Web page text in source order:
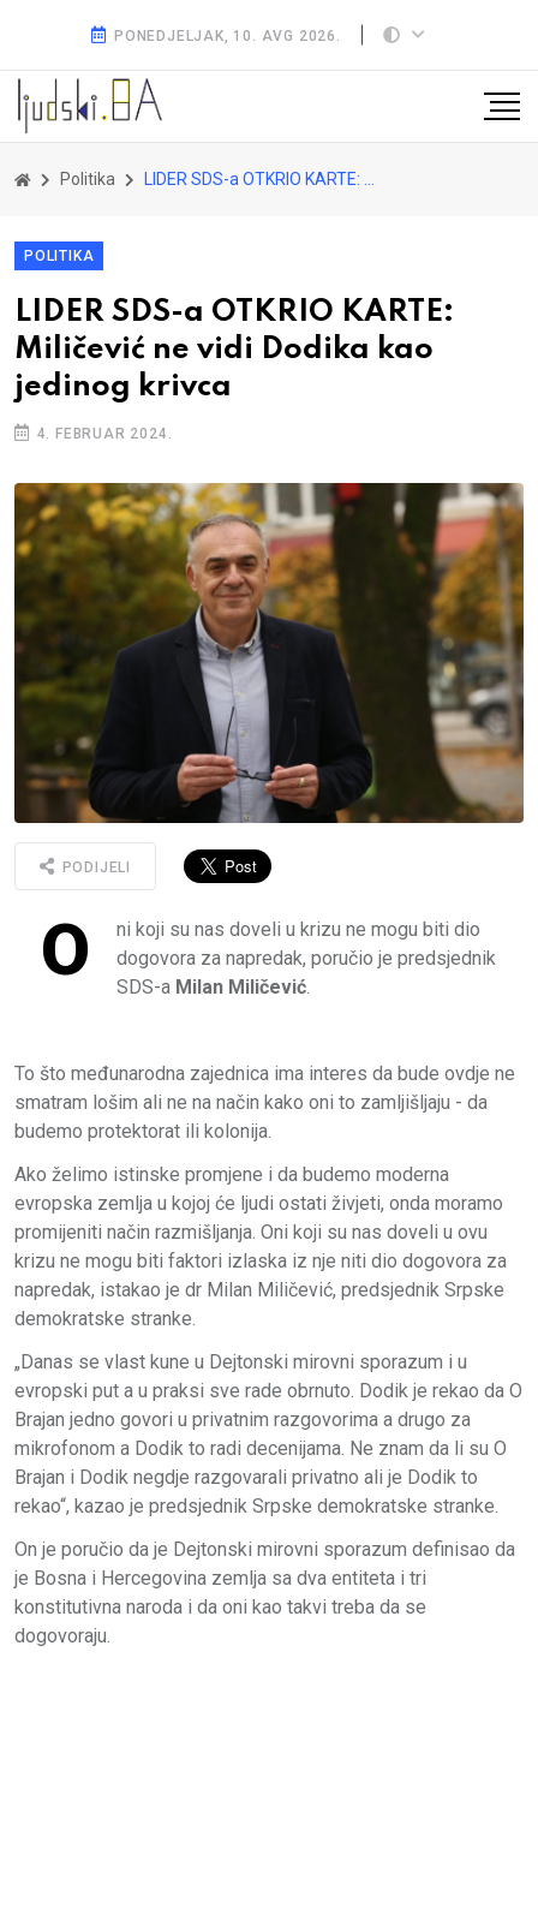
PONEDJELJAK, 10. AVG 2026.
Politika LIDER SDS-a OTKRIO KARTE: Miličević ne vidi Dodika kao jedinog krivca
POLITIKA
LIDER SDS-a OTKRIO KARTE:
Miličević ne vidi Dodika kao
jedinog krivca
4. FEBRUAR 2024.
PODIJELI
O
ni koji su nas doveli u krizu ne mogu biti dio
dogovora za napredak, poručio je predsjednik
SDS-a Milan Miličević.
To što međunarodna zajednica ima interes da bude ovdje ne
smatram lošim ali ne na način kako oni to zamljišljaju - da
budemo protektorat ili kolonija.
Ako želimo istinske promjene i da budemo moderna
evropska zemlja u kojoj će ljudi ostati živjeti, onda moramo
promijeniti način razmišljanja. Oni koji su nas doveli u ovu
krizu ne mogu biti faktori izlaska iz nje niti dio dogovora za
napredak, istakao je dr Milan Miličević, predsjednik Srpske
demokratske stranke.
„Danas se vlast kune u Dejtonski mirovni sporazum i u
evropski put a u praksi sve rade obrnuto. Dodik je rekao da O
Brajan jedno govori u privatnim razgovorima a drugo za
mikrofonom a Dodik to radi decenijama. Ne znam da li su O
Brajan i Dodik negdje razgovarali privatno ali je Dodik to
rekao“, kazao je predsjednik Srpske demokratske stranke.
On je poručio da je Dejtonski mirovni sporazum definisao da
je Bosna i Hercegovina zemlja sa dva entiteta i tri
konstitutivna naroda i da oni kao takvi treba da se
dogovoraju.